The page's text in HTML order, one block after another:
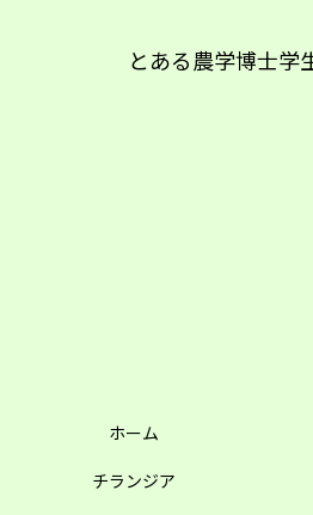
とある農学博士学
ホーム
チランジア